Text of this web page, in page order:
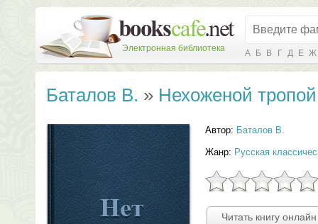
Электронная библиотека А Б В Г Д Е Ж
Баталов В. » Нехоженой тропой
Автор: Баталов В.
Жанр: Русская
Читать книгу